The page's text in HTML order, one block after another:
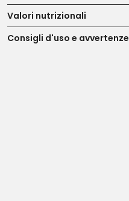
Valori nutrizionali
Consigli d'uso e avvertenze